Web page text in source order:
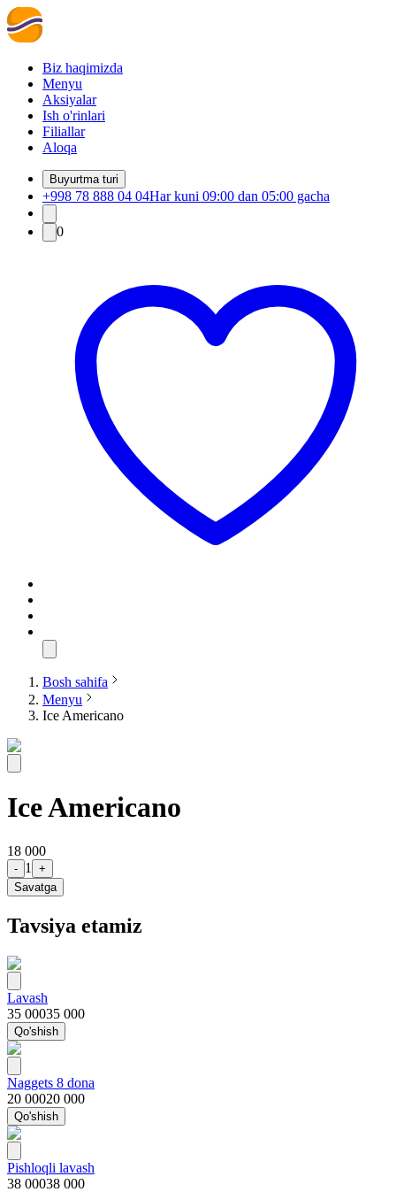
Biz haqimizda
Menyu
Aksiyalar
Ish o'rinlari
Filiallar
Aloqa
Buyurtma turi
+998 78 888 04 04Har kuni 09:00 dan 05:00 gacha
0
Bosh sahifa
Menyu
Ice Americano
Ice Americano
18 000
- 1
+
Savatga
Tavsiya etamiz
Lavash
35 00035 000
Qo'shish
Naggets 8 dona
20 00020 000
Qo'shish
Pishloqli lavash
38 00038 000